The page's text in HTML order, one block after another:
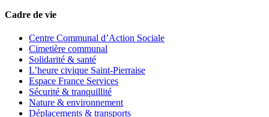
Cadre de vie
Centre Communal d’Action Sociale
Cimetière communal
Solidarité & santé
L’heure civique Saint-Pierraise
Espace France Services
Sécurité & tranquillité
Nature & environnement
Déplacements & transports